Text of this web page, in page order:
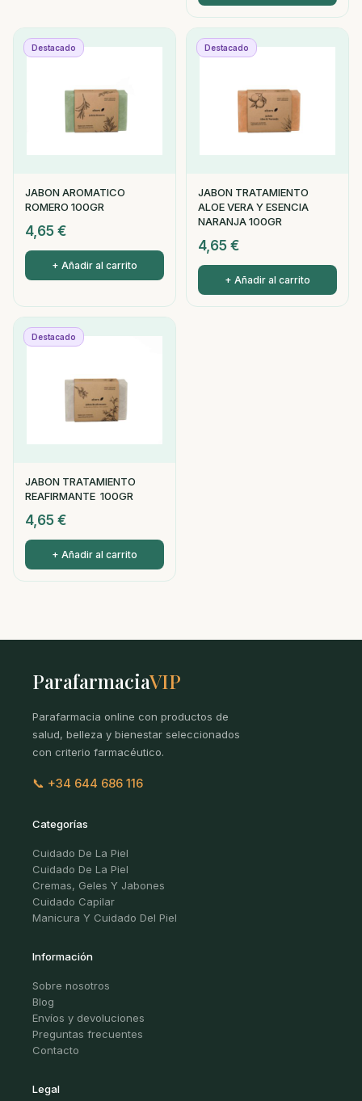
Destacado
JABON AROMATICO
ROMERO 100GR
4,65 €
+ Añadir al carrito
Destacado
JABON TRATAMIENTO
ALOE VERA Y ESENCIA
NARANJA 100GR
4,65 €
+ Añadir al carrito
Destacado
JABON TRATAMIENTO
REAFIRMANTE 100GR
4,65 €
+ Añadir al carrito
ParafarmaciaVIP
Parafarmacia online con productos de
salud, belleza y bienestar seleccionados
con criterio farmacéutico.
📞 +34 644 686 116
Categorías
Cuidado De La Piel
Cuidado De La Piel
Cremas, Geles Y Jabones
Cuidado Capilar
Manicura Y Cuidado Del Piel
Información
Sobre nosotros
Blog
Envíos y devoluciones
Preguntas frecuentes
Contacto
Legal